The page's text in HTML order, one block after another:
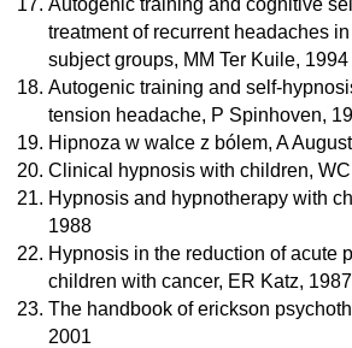
Autogenic training and cognitive
treatment of recurrent headaches
subject groups, MM Ter Kuile, 1994
Autogenic training and self-
tension headache, P Spinhoven,
Hipnoza w walce z bólem, A
Clinical hypnosis with children,
Hypnosis and hypnotherapy with
1988
Hypnosis in the reduction of acute
children with cancer, ER Katz, 1987
The handbook of erickson
2001